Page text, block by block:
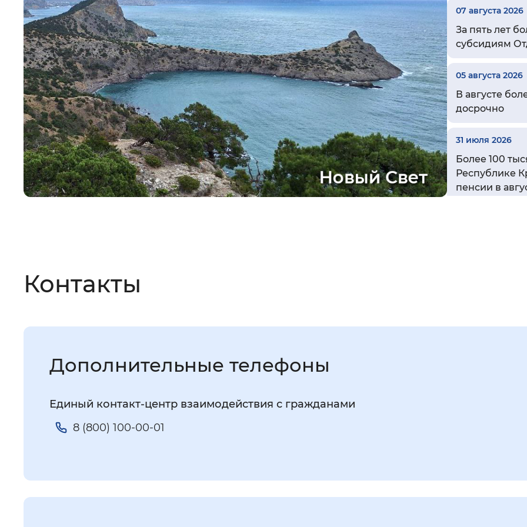
Цвет сайта: Монохромный Инверсивный монохромный Синий
Изображения: Включены Выключены
Звуковой ассистент: Воспроизвести Остановить Повторить
Вернуть стандартные настройки
07 августа 2026
За пять лет
субсидиям
05 августа 2026
В августе
досрочно
31 июля 2026
Более 100
Республике
пенсии в
Контакты
Дополнительные телефоны
Единый контакт-центр взаимодействия с гражданами
8 (800) 100-00-01